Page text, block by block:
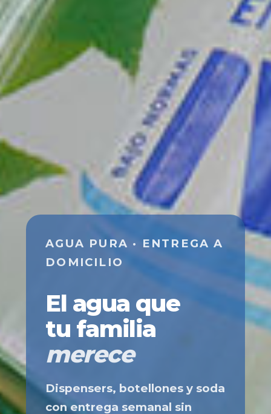
AGUA PURA · ENTREGA A
DOMICILIO
El agua que
tu familia
merece
Dispensers, botellones y soda
con entrega semanal sin